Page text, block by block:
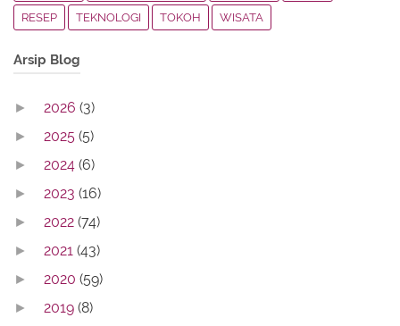
RESEP TEKNOLOGI TOKOH WISATA
Arsip Blog
► 2026 (3)
► 2025 (5)
► 2024 (6)
► 2023 (16)
► 2022 (74)
► 2021 (43)
► 2020 (59)
► 2019 (8)